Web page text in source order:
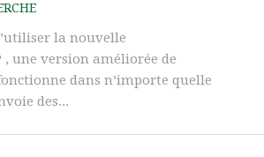
la nouvelle
, une version améliorée de
fonctionne dans n’importe quelle
des...